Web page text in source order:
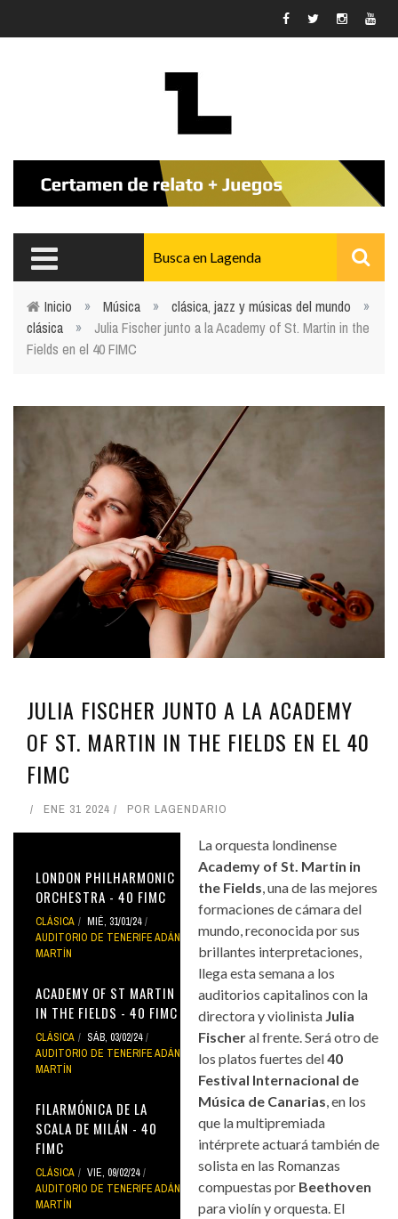
Usted está aquí
Inicio » Música » clásica, jazz y músicas del mundo
»
clásica
»
Julia Fischer junto a la Academy of St. Martin in the
Fields en el 40 FIMC
JULIA FISCHER JUNTO A LA ACADEMY
OF ST. MARTIN IN THE FIELDS EN EL 40
FIMC
ENE 31 2024 POR LAGENDARIO
LONDON PHILHARMONIC
ORCHESTRA - 40 FIMC
CLÁSICA
MIÉ, 31/01/24
AUDITORIO DE TENERIFE ADÁN
MARTÍN
ACADEMY OF ST MARTIN
IN THE FIELDS - 40 FIMC
CLÁSICA
SÁB, 03/02/24
AUDITORIO DE TENERIFE ADÁN
MARTÍN
FILARMÓNICA DE LA
SCALA DE MILÁN - 40
FIMC
CLÁSICA
VIE, 09/02/24
AUDITORIO DE TENERIFE ADÁN
MARTÍN
La orquesta londinense
Academy of St. Martin in
the Fields, una de las mejores
formaciones de cámara del
mundo, reconocida por sus
brillantes interpretaciones,
llega esta semana a los
auditorios capitalinos con la
directora y violinista Julia
Fischeral frente. Será otro de
los platos fuertes del40
Festival Internacional de
Música de Canarias, en los
que la multipremiada
intérprete actuará también de
solista en las Romanzas
compuestas por Beethoven
para violín y orquesta. El